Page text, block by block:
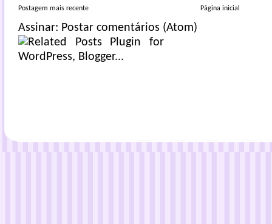
Postagem mais recente Página inicial
Assinar: Postar comentários (Atom)